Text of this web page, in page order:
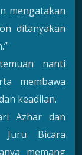
mengatakan
ditanyakan
nanti
membawa
keadilan.
Azhar dan
Juru Bicara
memang